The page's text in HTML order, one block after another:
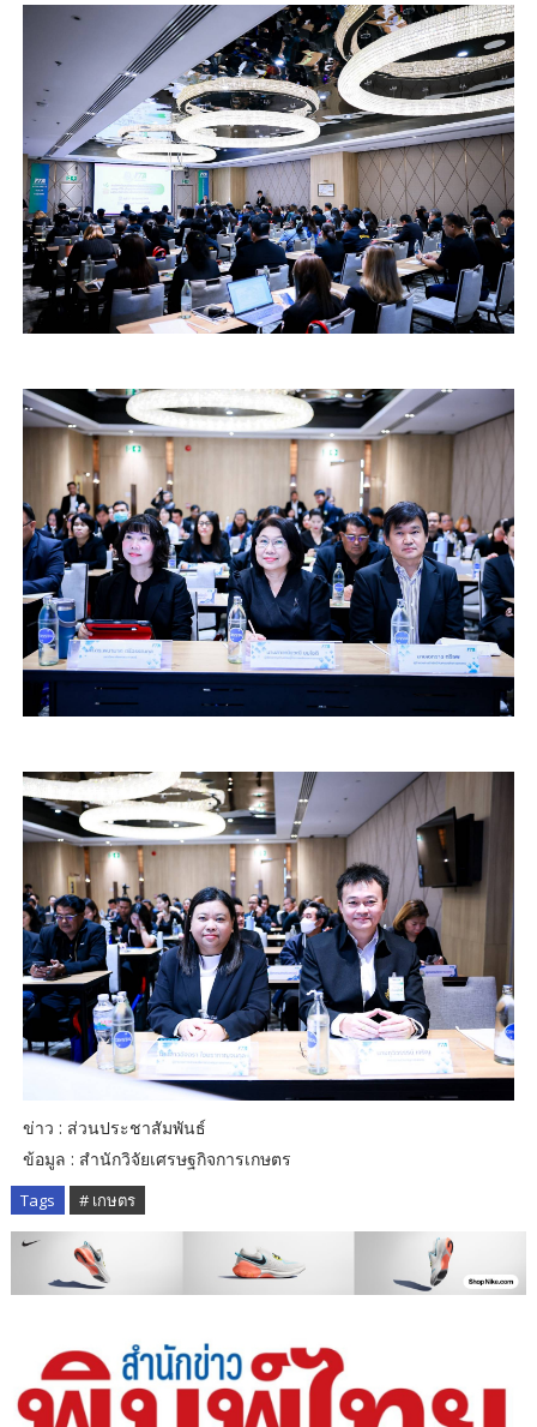
ข่าว : ส่วนประชาสัมพันธ์
ข้อมูล : สำนักวิจัยเศรษฐกิจการเกษตร
Tags # เกษตร